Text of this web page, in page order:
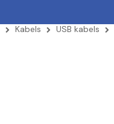
Kabels USB kabels